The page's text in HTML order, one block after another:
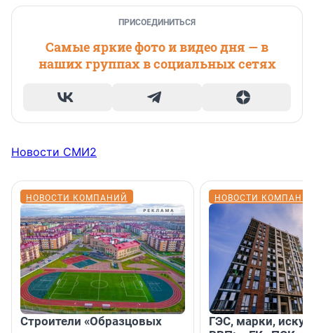
ПРИСОЕДИНИТЬСЯ
Самые яркие фото и видео дня — в
наших группах в социальных сетях
Новости СМИ2
НОВОСТИ КОМПАНИЙ
Строители «Образцовых
НОВОСТИ
ГЭС, марки,